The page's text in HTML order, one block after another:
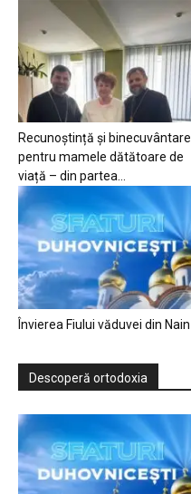
Recunoștință și binecuvântare
pentru mamele dătătoare de
viață – din partea...
Învierea Fiului văduvei din Nain
Descoperă ortodoxia